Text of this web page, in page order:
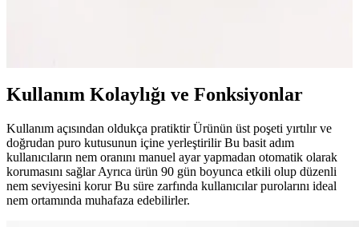
Kullanım Kolaylığı ve Fonksiyonlar
Kullanım açısından oldukça pratiktir Ürünün üst poşeti yırtılır ve
doğrudan puro kutusunun içine yerleştirilir Bu basit adım
kullanıcıların nem oranını manuel ayar yapmadan otomatik olarak
korumasını sağlar Ayrıca ürün 90 gün boyunca etkili olup düzenli
nem seviyesini korur Bu süre zarfında kullanıcılar purolarını ideal
nem ortamında muhafaza edebilirler.